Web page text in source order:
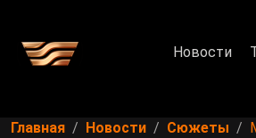
Новости
Главная Новости Сюжеты